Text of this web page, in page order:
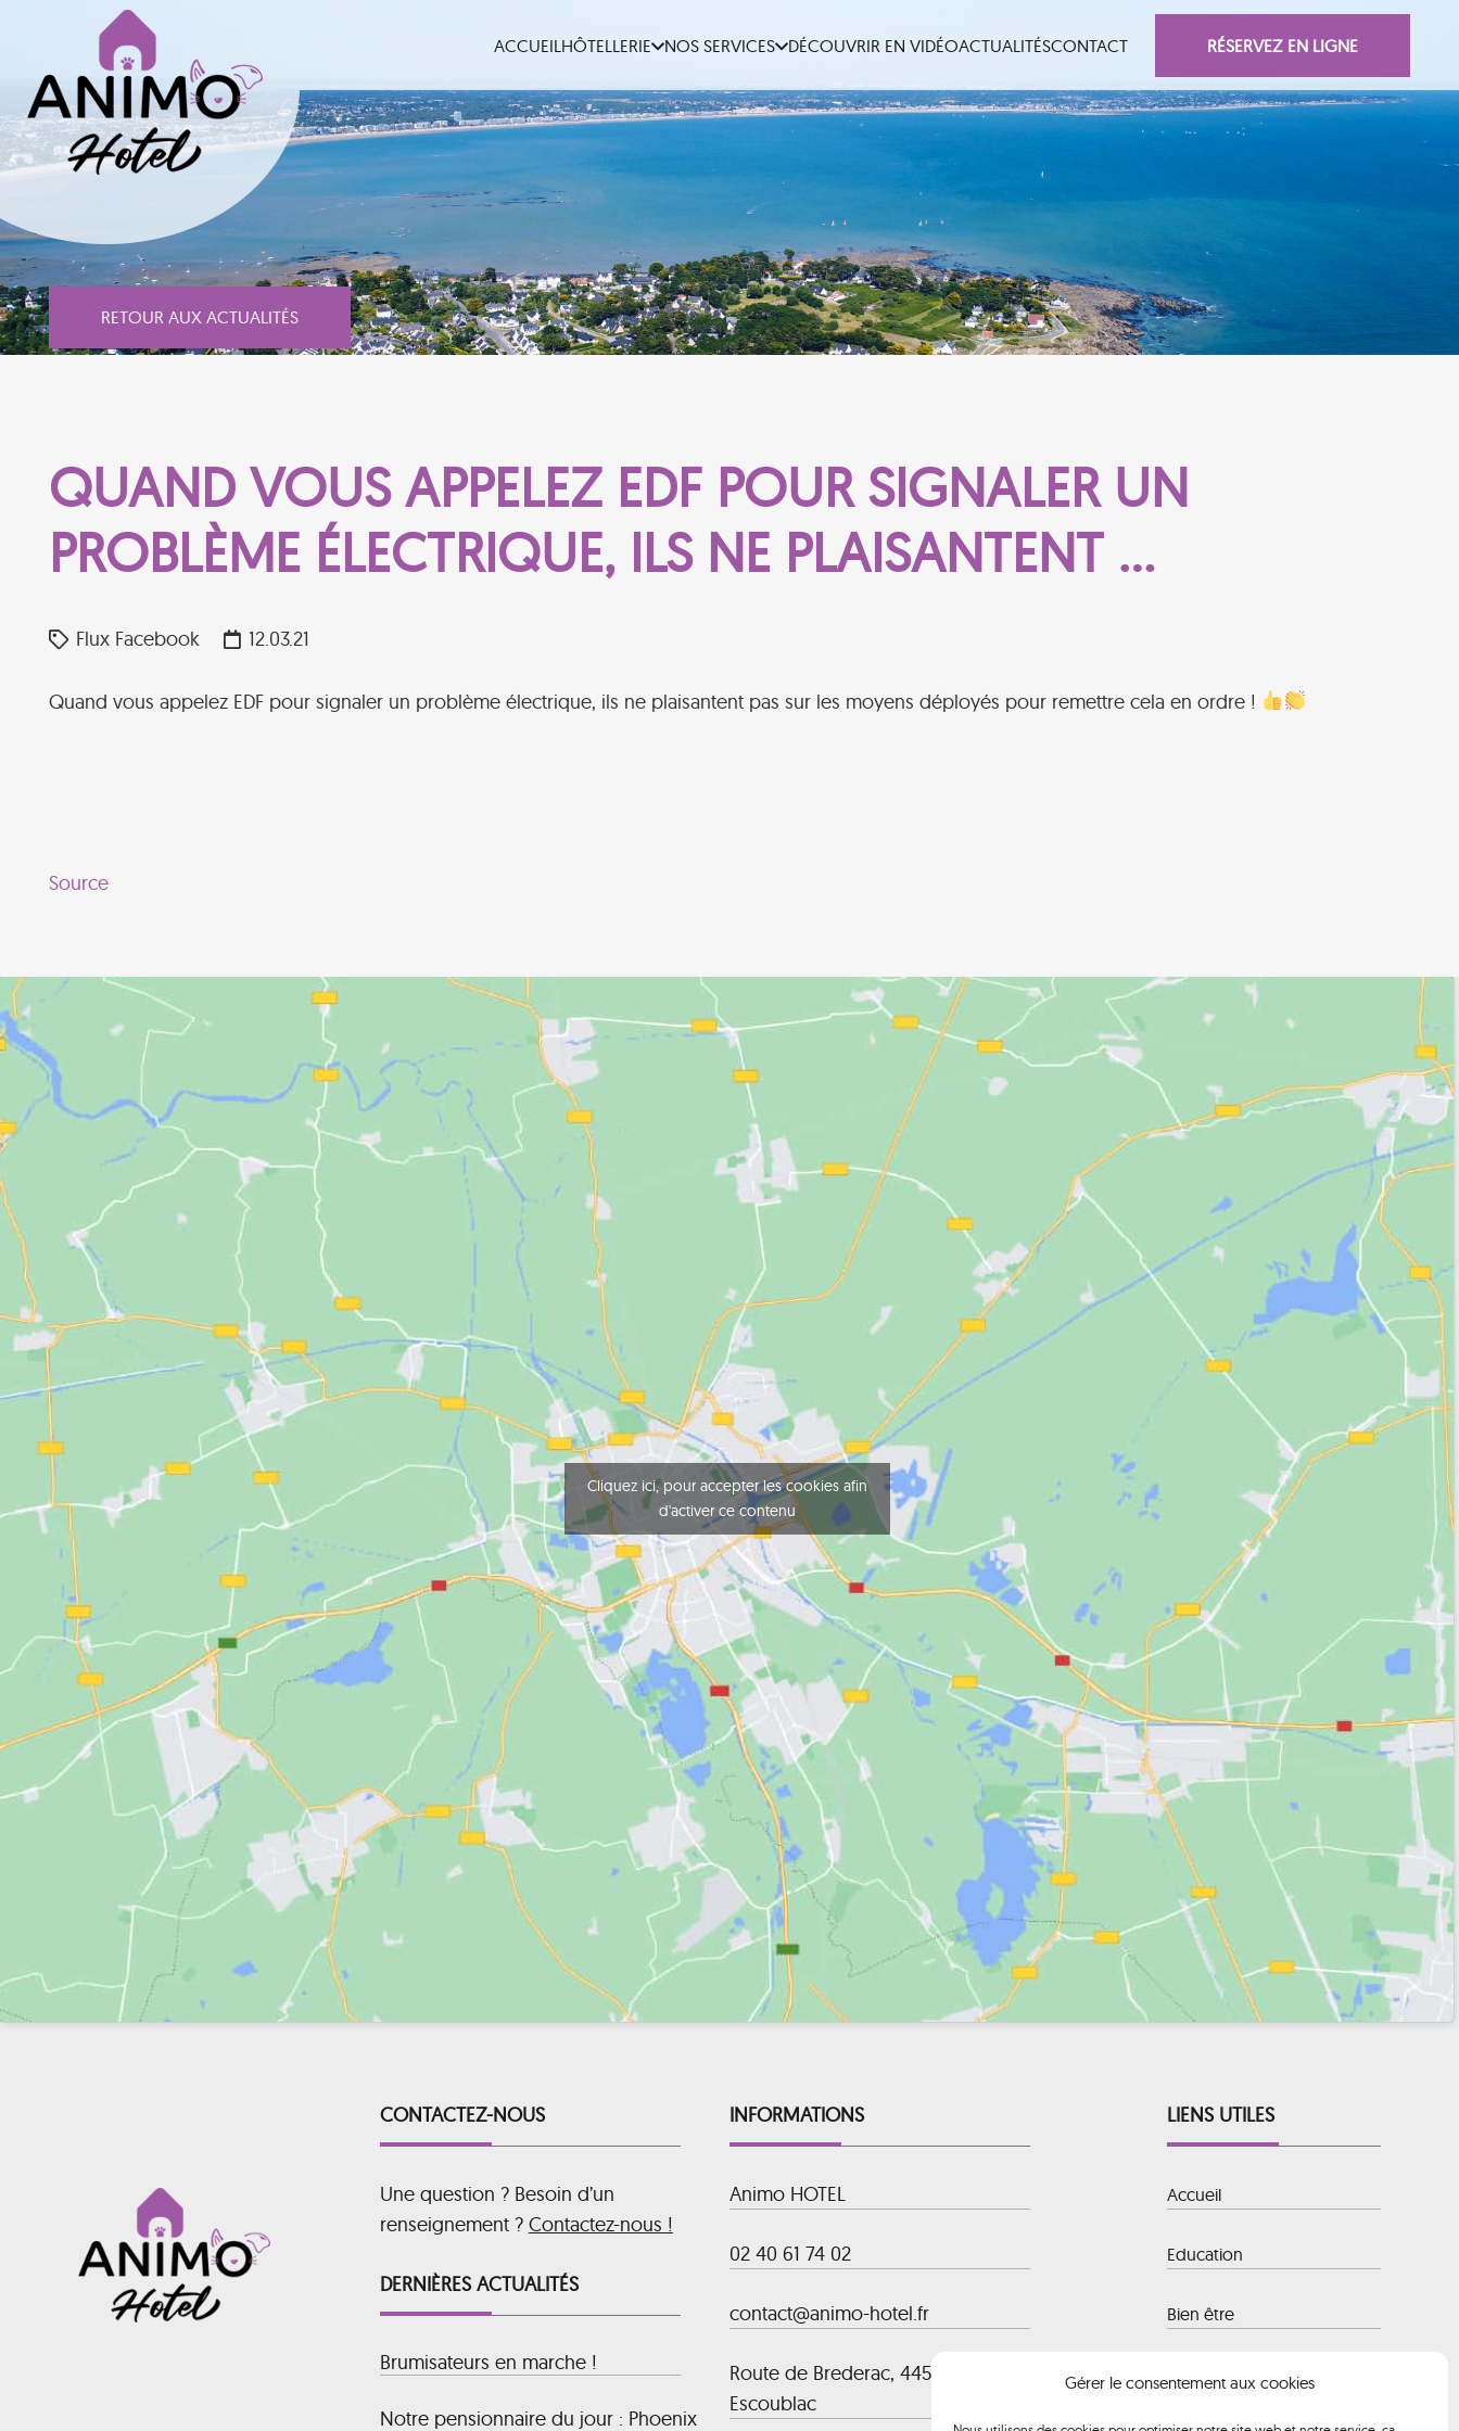
Gérer le consentement aux cookies
ACCUEILHÔTELLERIE NOS SERVICES DÉCOUVRIR EN VIDÉOACTUALITÉSCONTACT RÉSERVEZ EN LIGNE
RETOUR AUX ACTUALITÉS
QUAND VOUS APPELEZ EDF POUR SIGNALER UN
PROBLÈME ÉLECTRIQUE, ILS NE PLAISANTENT …
Flux Facebook 12.03.21
Quand vous appelez EDF pour signaler un problème électrique, ils ne plaisantent pas sur les moyens déployés pour remettre cela en ordre !
Source
Cliquez ici, pour accepter les cookies afin
d'activer ce contenu
CONTACTEZ-NOUS
Une question ? Besoin d’un
renseignement ? Contactez-nous !
DERNIÈRES ACTUALITÉS
Brumisateurs en marche !
Notre pensionnaire du jour : Phoenix
INFORMATIONS
Animo HOTEL
02 40 61 74 02
contact@animo-hotel.fr
Route de Brederac, 44500 La Baule-
Escoublac
LIENS UTILES
Accueil
Education
Bien être
Hôtellerie